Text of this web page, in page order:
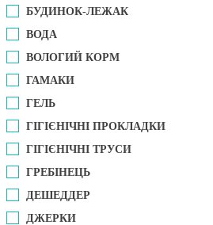
БУДИНОК-ЛЕЖАК
ВОДА
ВОЛОГИЙ КОРМ
ГАМАКИ
ГЕЛЬ
ГІГІЄНІЧНІ ПРОКЛАДКИ
ГІГІЄНІЧНІ ТРУСИ
ГРЕБІНЕЦЬ
ДЕШЕДДЕР
ДЖЕРКИ